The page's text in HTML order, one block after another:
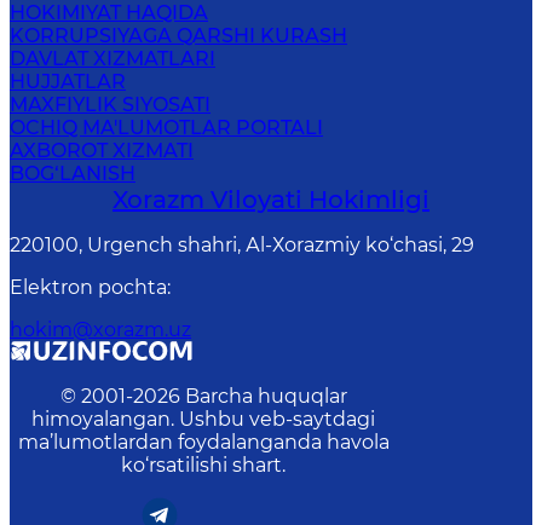
HOKIMIYAT HAQIDA
KORRUPSIYAGA QARSHI KURASH
DAVLAT XIZMATLARI
HUJJATLAR
MAXFIYLIK SIYOSATI
OCHIQ MA'LUMOTLAR PORTALI
AXBOROT XIZMATI
BOG‘LANISH
Xorazm Vilоyati Hоkimligi
220100, Urgеnch shаhri, Аl-Хоrаzmiy ko‘chаsi, 29
Elektron pochta:
hokim@xorazm.uz
© 2001-2026 Barcha huquqlar
himoyalangan. Ushbu veb-saytdagi
ma’lumotlardan foydalanganda havola
ko‘rsatilishi shart.